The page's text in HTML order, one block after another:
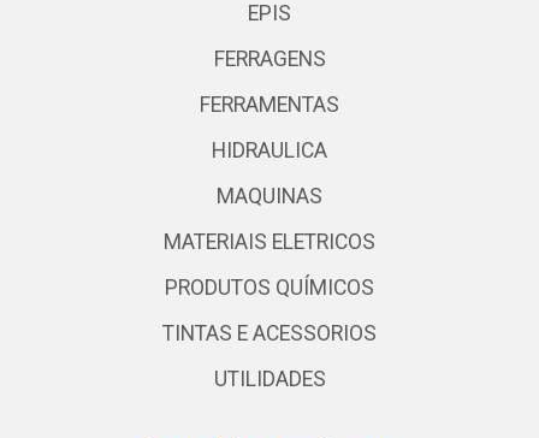
EPIS
FERRAGENS
FERRAMENTAS
HIDRAULICA
MAQUINAS
MATERIAIS ELETRICOS
PRODUTOS QUÍMICOS
TINTAS E ACESSORIOS
UTILIDADES